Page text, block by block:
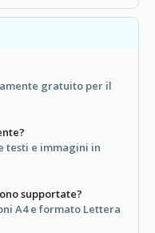
gratuito per il
testi e immagini in
supportate?
A4 e formato Lettera